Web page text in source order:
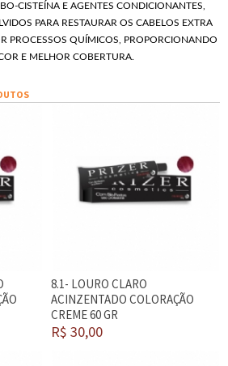
CISTEÍNA E AGENTES CONDICIONANTES,
PARA RESTAURAR OS CABELOS EXTRA
PROCESSOS QUÍMICOS, PROPORCIONANDO
E MELHOR COBERTURA.
8.1- LOURO CLARO
ACINZENTADO COLORAÇÃO
CREME 60 GR
R$ 30,00